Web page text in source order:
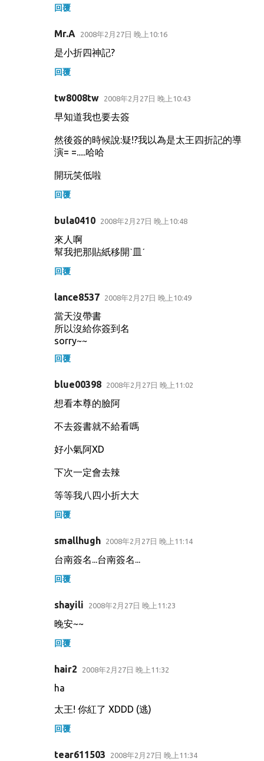
回覆
Mr.A 2008年2月27日 晚上10:16
是小折四神記?
回覆
tw8008tw 2008年2月27日 晚上10:43
早知道我也要去簽
然後簽的時候說:疑!?我以為是太王四折記的導
演= =.....哈哈
開玩笑低啦
回覆
bula0410 2008年2月27日 晚上10:48
來人啊
幫我把那貼紙移開ˋ皿ˊ
回覆
lance8537 2008年2月27日 晚上10:49
當天沒帶書
所以沒給你簽到名
sorry~~
回覆
blue00398 2008年2月27日 晚上11:02
想看本尊的臉阿
不去簽書就不給看嗎
好小氣阿XD
下次一定會去辣
等等我八四小折大大
回覆
smallhugh 2008年2月27日 晚上11:14
台南簽名...台南簽名...
回覆
shayili 2008年2月27日 晚上11:23
晚安~~
回覆
hair2 2008年2月27日 晚上11:32
ha
太王! 你紅了 XDDD (逃)
回覆
tear611503 2008年2月27日 晚上11:34